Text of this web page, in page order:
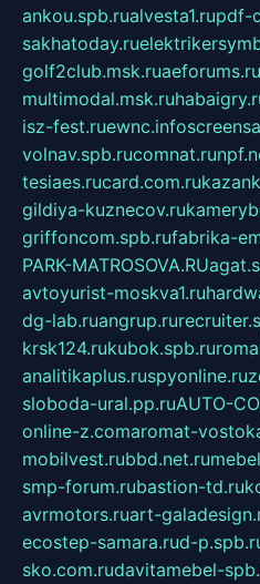
ankou.spb.rualvesta1.rupdf-
sakhatoday.ru
golf2club.msk.ruaeforums.ru
multimodal.msk.ru
isz-fest.ruewnc.info
volnav.spb.rucomnat.ru
tesiaes.rucard.com.ru
gildiya-kuznecov.ru
griffoncom.spb.rufabrika-
PARK-MATROSOVA.RU
avtoyurist-moskva1.ru
dg-lab.ruangrup.ru
krsk124.rukubok.spb.ru
analitikaplus.ruspyonline.ru
sloboda-ural.pp.ruAUTO-
online-z.comaromat-
mobilvest.rubbd.net.ru
smp-forum.rubastion-td.ru
avrmotors.ruart-
ecostep-samara.rud-
sko.com.rudavitamebel-